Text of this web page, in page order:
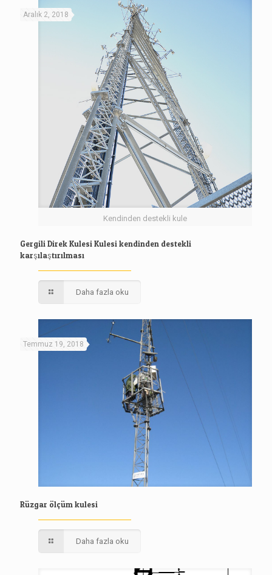
Kendinden destekli kule
Aralık 2, 2018
Gergili Direk Kulesi Kulesi kendinden destekli
karşılaştırılması
Daha fazla oku
Temmuz 19, 2018
Rüzgar ölçüm kulesi
Daha fazla oku